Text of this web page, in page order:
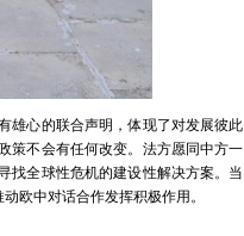
雄心的联合声明，体现了对发展彼此
策不会有任何改变。法方愿同中方一
找全球性危机的建设性解决方案。当
欧中对话合作发挥积极作用。